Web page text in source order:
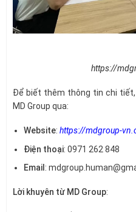
https://
Để biết thêm thông tin chi
MD Group qua:
Website:https://mdgroup-
Điện thoại: 0971 262 848
Email :
Lời khuyên từ MD Group: